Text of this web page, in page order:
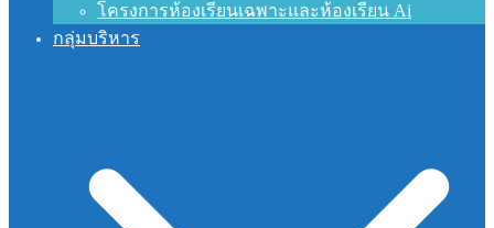
โครงการห้องเรียนเฉพาะและห้องเรียน Ai
กลุ่มบริหาร